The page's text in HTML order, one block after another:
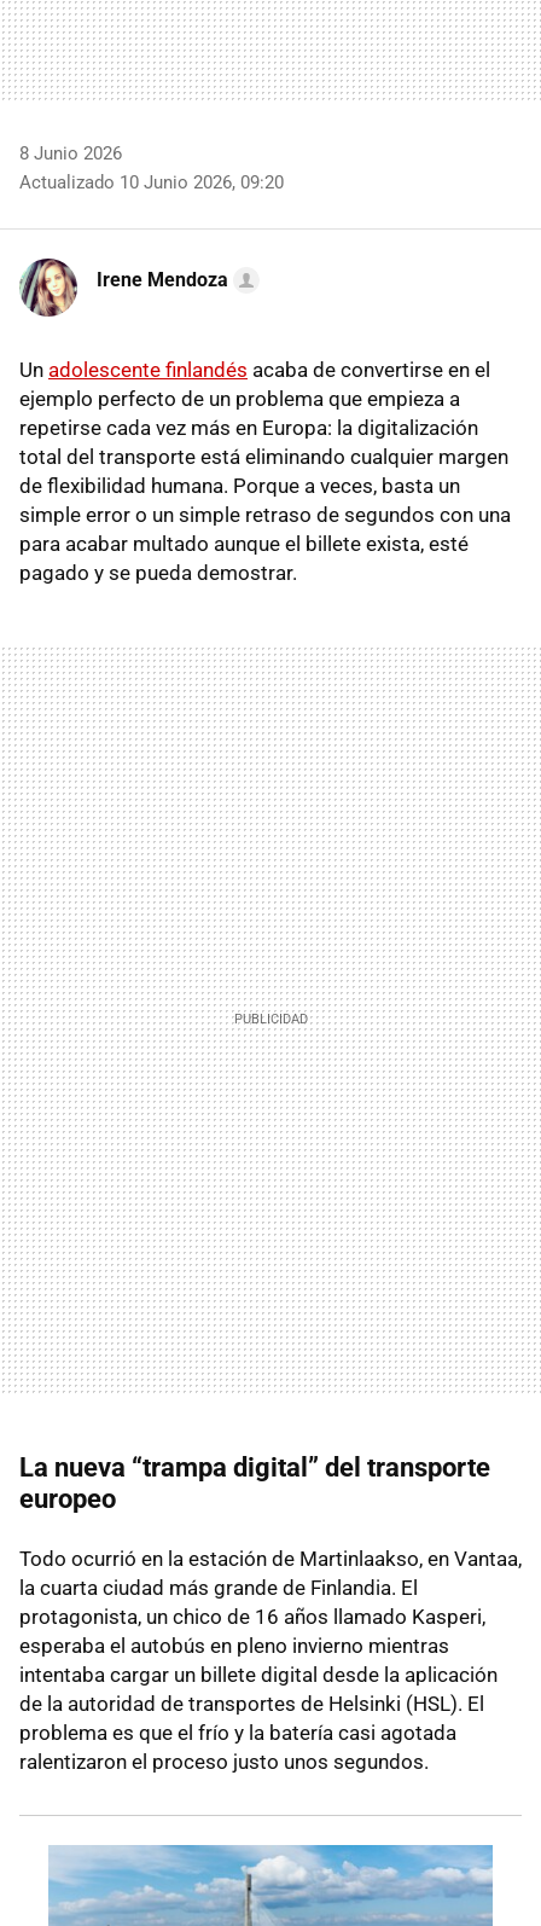
8 Junio 2026
Actualizado 10 Junio 2026, 09:20
Irene Mendoza
Un adolescente finlandés acaba de convertirse en el
ejemplo perfecto de un problema que empieza a
repetirse cada vez más en Europa: la digitalización
total del transporte está eliminando cualquier margen
de flexibilidad humana. Porque a veces, basta un
simple error o un simple retraso de segundos con una
para acabar multado aunque el billete exista, esté
pagado y se pueda demostrar.
La nueva “trampa digital” del transporte
europeo
Todo ocurrió en la estación de Martinlaakso, en Vantaa,
la cuarta ciudad más grande de Finlandia. El
protagonista, un chico de 16 años llamado Kasperi,
esperaba el autobús en pleno invierno mientras
intentaba cargar un billete digital desde la aplicación
de la autoridad de transportes de Helsinki (HSL). El
problema es que el frío y la batería casi agotada
ralentizaron el proceso justo unos segundos.